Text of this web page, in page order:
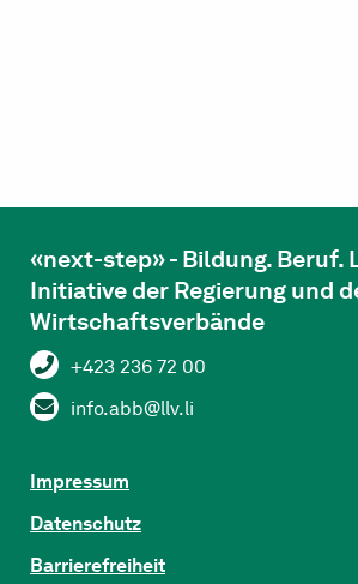
«next-step» - Bildung. Beruf.
Initiative der Regierung und
Wirtschaftsverbände
+423 236 72 00
info.abb@llv.li
Impressum
Datenschutz
Barrierefreiheit